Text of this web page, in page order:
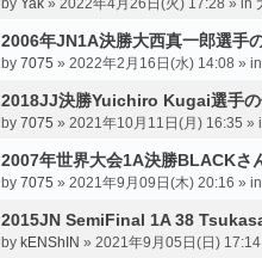
2006年JN1A決勝大西真一郎選手
by 7075 » 2022年2月16日(水) 14:08 » in
2018JJ決勝Yuichiro Kugai選手の
by 7075 » 2021年10月11日(月) 16:35 »
2007年世界大会1A決勝BLACKさ
by 7075 » 2021年9月09日(木) 20:16 » in
2015JN SemiFinal 1A 38
by kENShIN » 2021年9月05日(日)